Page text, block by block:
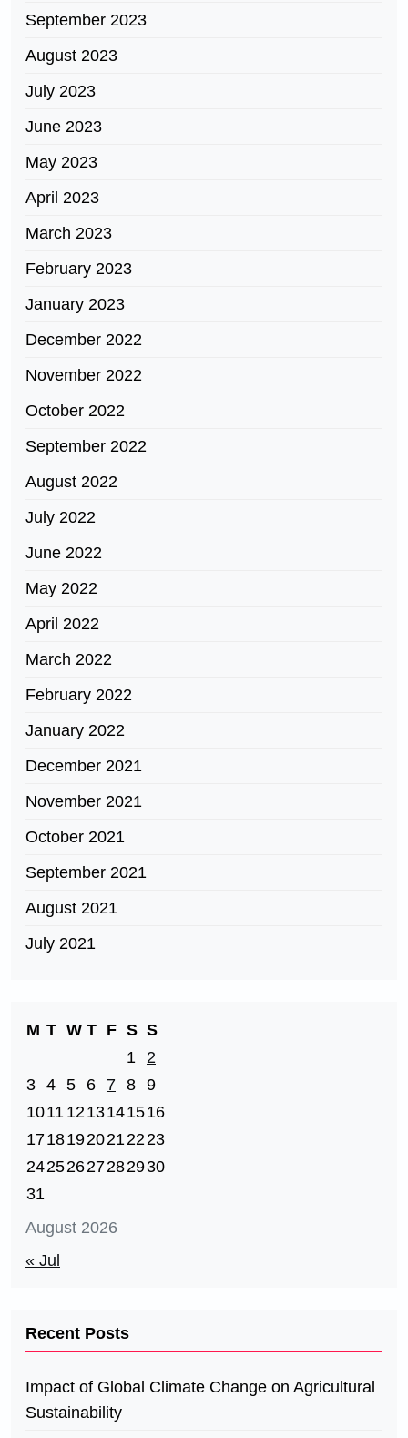
September 2023
August 2023
July 2023
June 2023
May 2023
April 2023
March 2023
February 2023
January 2023
December 2022
November 2022
October 2022
September 2022
August 2022
July 2022
June 2022
May 2022
April 2022
March 2022
February 2022
January 2022
December 2021
November 2021
October 2021
September 2021
August 2021
July 2021
August 2026
M T W T F S S
1
2
3 4 5 6 7 8 9
1011 1213141516
17181920212223
24252627282930
31
« Jul
Recent Posts
Impact of Global Climate Change on Agricultural
Sustainability